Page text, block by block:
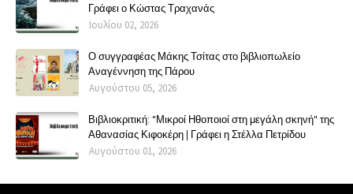
Γράφει ο Κώστας Τραχανάς
Ιουλίου 02, 2026
Ο συγγραφέας Μάκης Τσίτας στο βιβλιοπωλείο
Αναγέννηση της Πάρου
Αυγούστου 05, 2026
Βιβλιοκριτική: "Μικροί Ηθοποιοί στη μεγάλη σκηνή" της
Αθανασίας Κιφοκέρη | Γράφει η Στέλλα Πετρίδου
Αυγούστου 01, 2026